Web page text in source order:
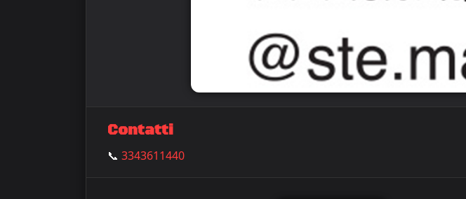
Contatti
📞 3343611440